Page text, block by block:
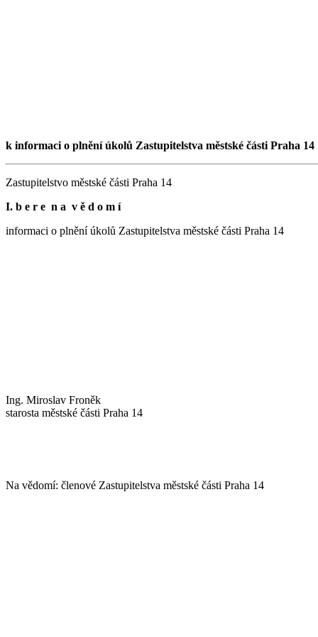
k informaci o plnění úkolů Zastupitelstva městské části Praha 14
Zastupitelstvo městské části Praha 14
I. b e r e n a v ě d o m í
informaci o plnění úkolů Zastupitelstva městské části Praha 14
Ing. Miroslav Froněk
starosta městské části Praha 14
Na vědomí: členové Zastupitelstva městské části Praha 14